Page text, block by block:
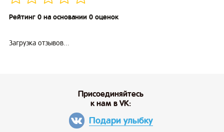
Рейтинг 0 на основании 0 оценок
Загрузка отзывов...
Присоединяйтесь
к нам в VK:
Подари улыбку